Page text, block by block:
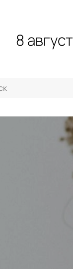
8